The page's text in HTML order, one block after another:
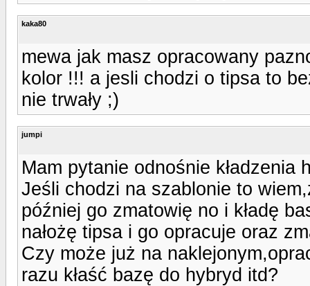
kaka80
mewa jak masz opracowany
kolor !!! a jesli chodzi o tipsa to
nie trwały ;)
jumpi
Mam pytanie odnośnie kładzenia
Jeśli chodzi na szablonie to
później go zmatowię no i kładę
nałożę tipsa i go opracuje oraz
Czy może już na
razu kłaść bazę do hybryd itd?